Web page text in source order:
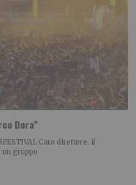
Dora”
Caro direttore, il
un gruppo